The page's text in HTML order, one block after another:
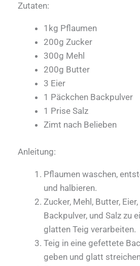
Zutaten:
1kg Pflaumen
200g Zucker
300g Mehl
200g Butter
3 Eier
1 Päckchen Backpulver
1 Prise Salz
Zimt nach Belieben
Anleitung:
Pflaumen waschen,
und halbieren.
Zucker, Mehl, Butter, Eier,
Backpulver, und Salz zu
glatten Teig verarbeiten.
Teig in eine gefettete
geben und glatt